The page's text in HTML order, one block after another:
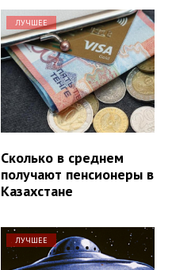
ЛУЧШЕЕ
Сколько в среднем
получают пенсионеры в
Казахстане
ЛУЧШЕЕ